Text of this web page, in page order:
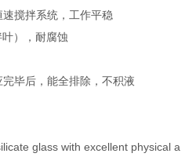
搅拌系统，工作平稳
），耐腐蚀
毕后，能全排除，不积液
glass with excellent physical a